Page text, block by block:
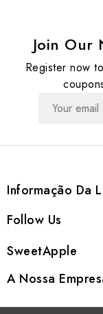
Join Our
Register now
Informação Da
Follow Us
SweetApple
A Nossa